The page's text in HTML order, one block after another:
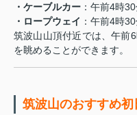
・ケーブルカー ：午前4時
・ロープウェイ ：午前4時
筑波山山頂付近では、午前
を眺めることができます。
筑波山のおすすめ初